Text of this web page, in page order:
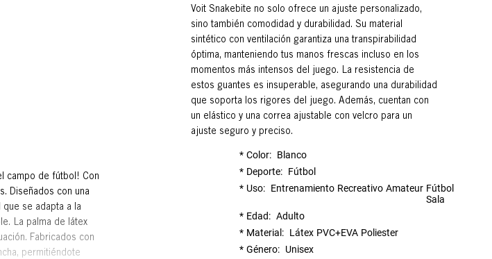
campo de fútbol! Con
Diseñados con una
se adapta a la
La palma de látex
Fabricados con
permitiéndote
Voit Snakebite no solo ofrece un ajuste personalizado,
sino también comodidad y durabilidad. Su material
sintético con ventilación garantiza una transpirabilidad
óptima, manteniendo tus manos frescas incluso en los
momentos más intensos del juego. La resistencia de
estos guantes es insuperable, asegurando una durabilidad
que soporta los rigores del juego. Además, cuentan con
un elástico y una correa ajustable con velcro para un
ajuste seguro y preciso.
Color
Blanco
Deporte
Fútbol
Uso
Entrenamiento Recreativo Amateur Fútbol
Sala
Edad
Adulto
Material
Látex PVC+EVA Poliester
Género
Unisex